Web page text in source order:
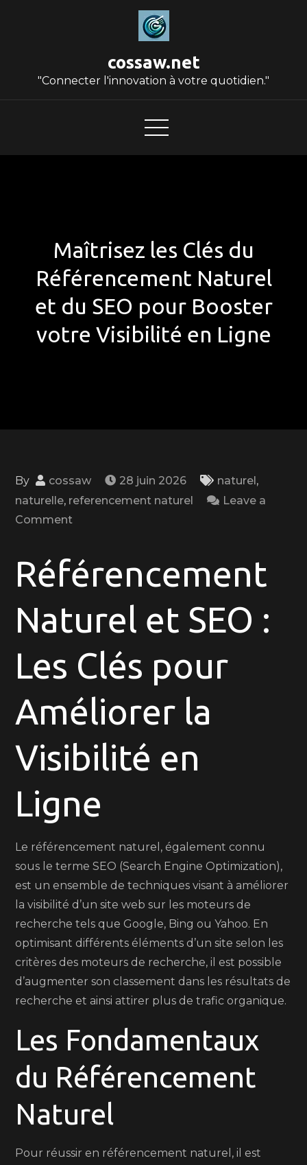
cossaw.net
"Connecter l'innovation à votre quotidien."
Maîtrisez les Clés du
Référencement Naturel
et du SEO pour Booster
votre Visibilité en Ligne
By cossaw 28 juin 2026 naturel,
naturelle, referencement naturel
Leave a
Commenton
les
Clés
Référencement
Naturel
et
du
pour
votre
Visibilité
Ligne
Référencement
Naturel et SEO :
Les Clés pour
Améliorer la
Visibilité en
Ligne
Le référencement naturel, également connu
sous le terme SEO (Search Engine Optimization),
est un ensemble de techniques visant à améliorer
la visibilité d’un site web sur les moteurs de
recherche tels que Google, Bing ou Yahoo. En
optimisant différents éléments d’un site selon les
critères des moteurs de recherche, il est possible
d’augmenter son classement dans les résultats de
recherche et ainsi attirer plus de trafic organique.
Les Fondamentaux
du Référencement
Naturel
Pour réussir en référencement naturel, il est